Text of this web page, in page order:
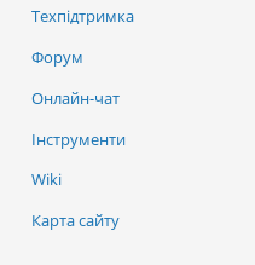
Техпідтримка
Форум
Онлайн-чат
Інструменти
Wiki
Карта сайту